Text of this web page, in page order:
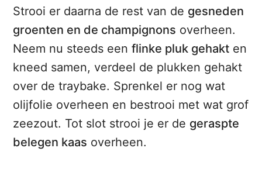
Strooi er daarna de rest van de gesneden
groenten en de champignons overheen.
Neem nu steeds eenflinke pluk gehakt en
kneed samen, verdeel de plukken gehakt
over de traybake. Sprenkel er nog wat
olijfolie overheen en bestrooi met wat grof
zeezout. Tot slot strooi je er de geraspte
belegen kaas overheen.